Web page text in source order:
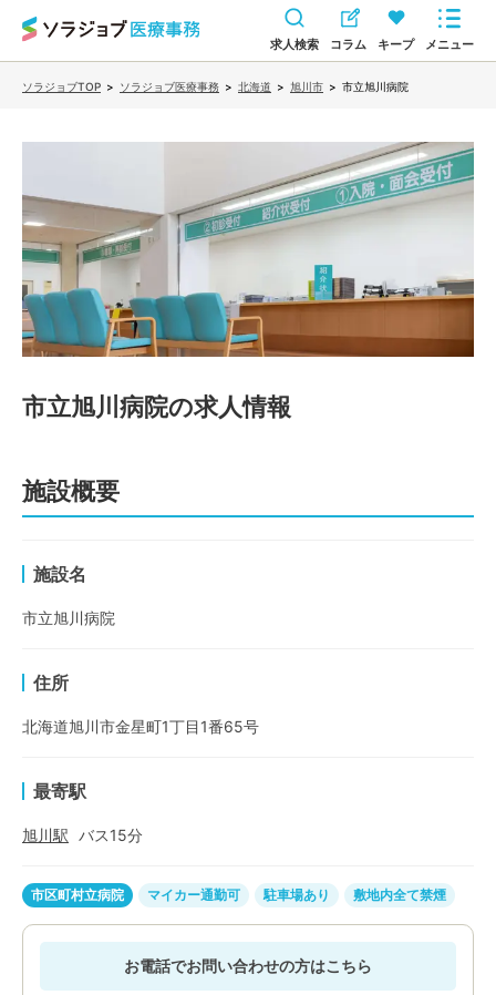
求人検索 コラム キープ メニュー
ソラジョブTOP > ソラジョブ医療事務 > 北海道 > 旭川市 > 市立旭川病院
市立旭川病院の求人情報
施設概要
施設名
市立旭川病院
住所
北海道旭川市金星町1丁目1番65号
最寄駅
旭川駅 バス15分
市区町村立病院 マイカー通勤可 駐車場あり 敷地内全て禁煙
お電話でお問い合わせの方はこちら